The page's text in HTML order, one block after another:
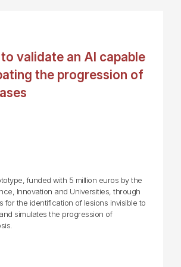
validate an AI capable
the progression of
funded with 5 million euros by the
Innovation and Universities, through
for the identification of lesions invisible to
simulates the progression of